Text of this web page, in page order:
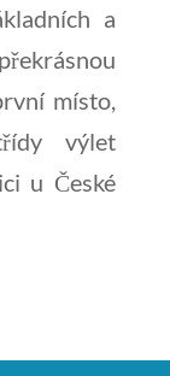
a
místo,
výlet
u České